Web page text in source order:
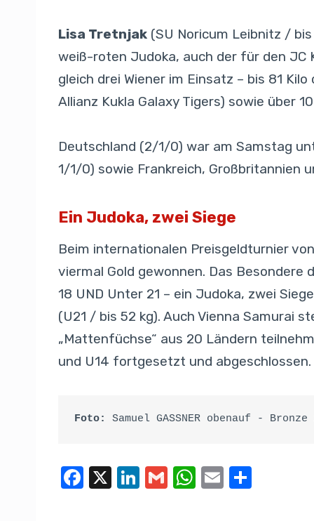
Lisa Tretnjak (SU Noricum Leibnitz /
weiß-roten Judoka, auch der für den JC
gleich drei Wiener im Einsatz – bis 81
Allianz Kukla Galaxy Tigers) sowie über
Deutschland (2/1/0) war am Samstag
1/1/0) sowie Frankreich, Großbritannien
Ein Judoka, zwei Siege
Beim internationalen Preisgeldturnier
viermal Gold gewonnen. Das
18 UND Unter 21 – ein Judoka, zwei
(U21 / bis 52 kg). Auch Vienna Samurai
„Mattenfüchse“ aus 20 Ländern
und U14 fortgesetzt und abgeschlossen.
Foto: Samuel GASSNER obenauf -
F
X
Li
G
W E